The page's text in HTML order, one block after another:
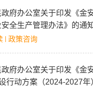
府办公室关于印发《金
全生产管理办法》的通
| 政策咨询
府办公室关于印发《金
行动方案（2024-2027年